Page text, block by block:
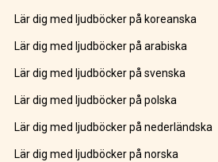
Lär dig med ljudböcker på koreanska
Lär dig med ljudböcker på arabiska
Lär dig med ljudböcker på svenska
Lär dig med ljudböcker på polska
Lär dig med ljudböcker på nederländska
Lär dig med ljudböcker på norska